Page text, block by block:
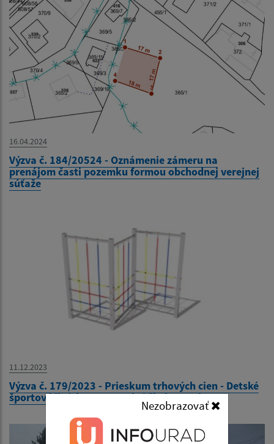
Nezobrazovať
16.04.2024
Výzva č. 184/20524 - Oznámenie zámeru na
prenájom časti pozemku formou obchodnej verejnej
súťaže
11.12.2023
Výzva č. 179/2023 - Prieskum trhových cien - Detské
športové ihrisko v Materskej škole Kysak 210